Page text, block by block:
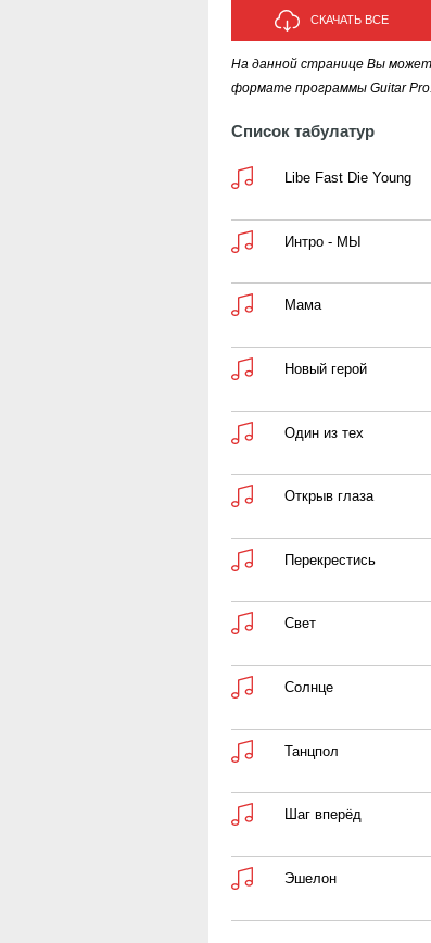
СКАЧАТЬ ВСЕ
На данной странице Вы
формате программы Guitar Pro.
Список табулатур
Libe Fast Die Young
Интро - МЫ
Мама
Новый герой
Один из тех
Открыв глаза
Перекрестись
Свет
Солнце
Танцпол
Шаг вперёд
Эшелон